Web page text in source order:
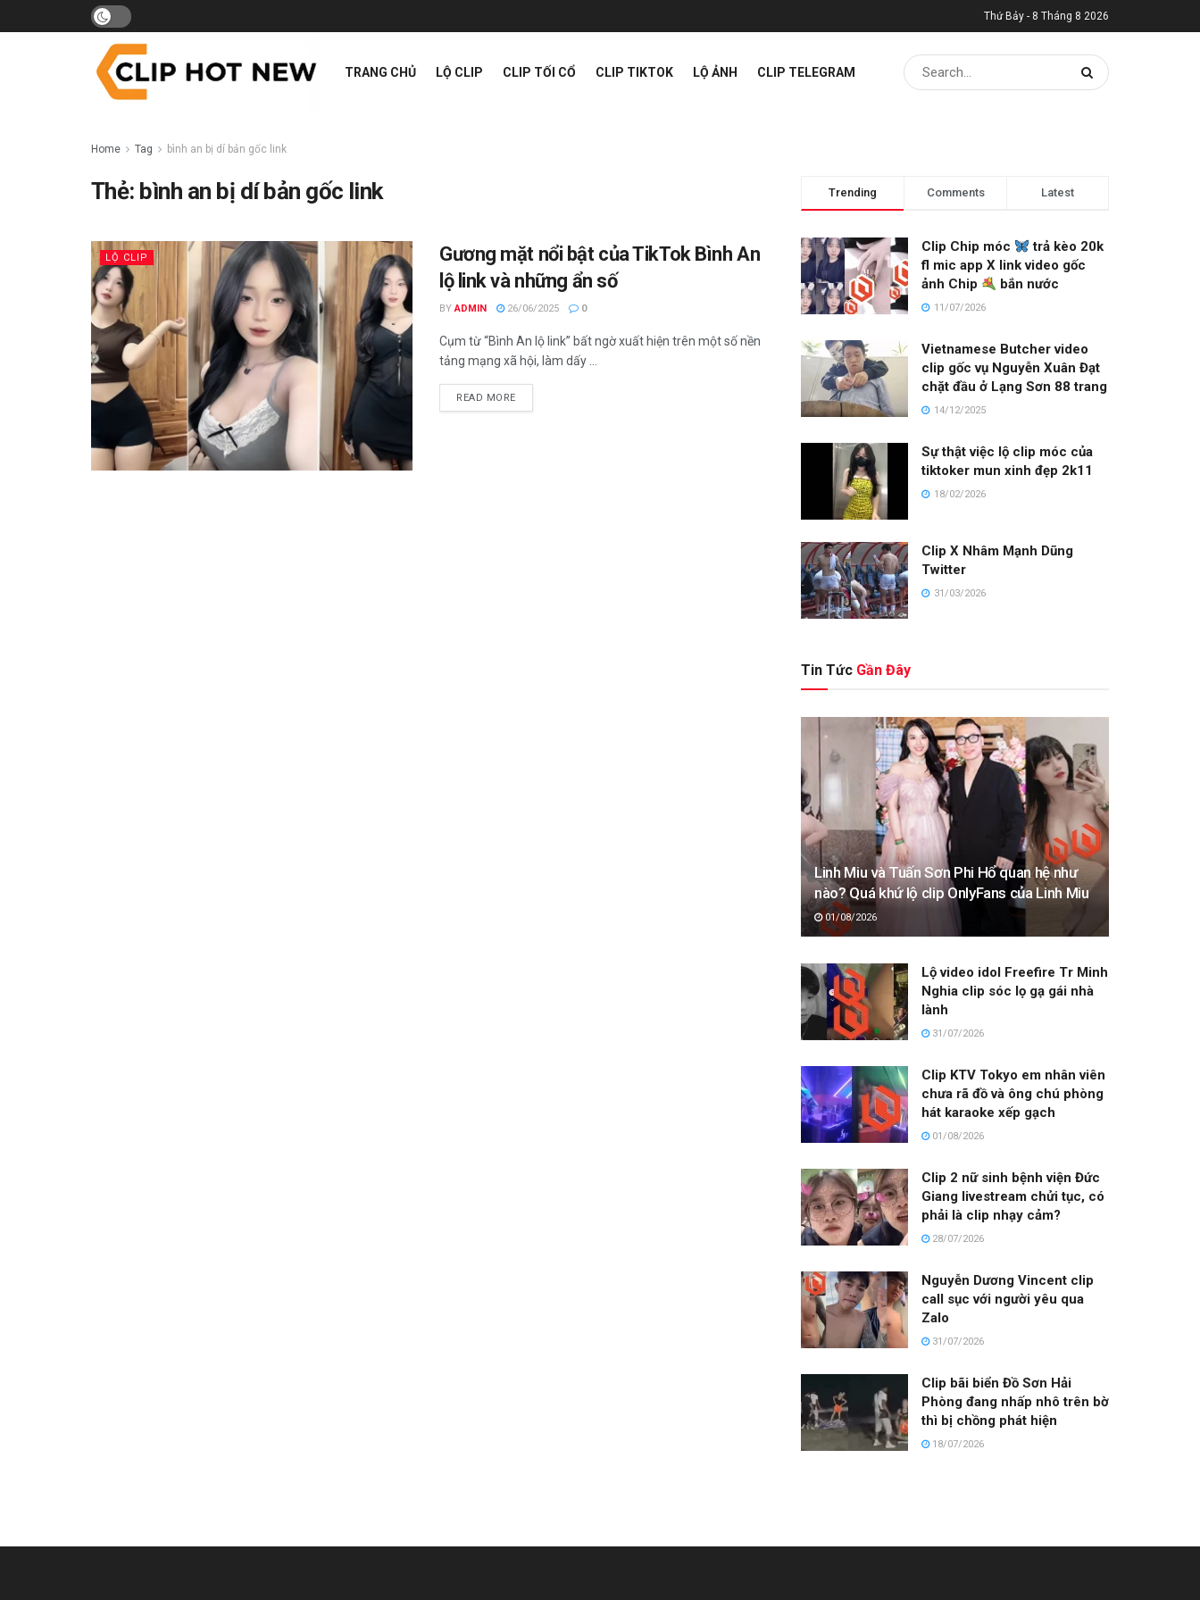
Thứ Bảy - 8 Tháng 8 2026
TRANG CHỦ LỘ CLIP CLIP TỐI CỔ CLIP TIKTOK LỘ ẢNH CLIP TELEGRAM
Home Tag bình an bị dí bản gốc link
Thẻ: bình an bị dí bản gốc link
LỘ CLIP
Gương mặt nổi bật của TikTok Bình An
lộ link và những ẩn số
BY ADMIN 26/06/2025 0
Cụm từ “Bình An lộ link” bất ngờ xuất hiện trên một số nền
tảng mạng xã hội, làm dấy ...
READ MORE
Trending Comments Latest
Clip Chip móc
trả kèo 20k
fl mic app X link video gốc
ảnh Chip
bắn nước
11/07/2026
Vietnamese Butcher video
clip gốc vụ Nguyễn Xuân Đạt
chặt đầu ở Lạng Sơn 88 trang
14/12/2025
Sự thật việc lộ clip móc của
tiktoker mun xinh đẹp 2k11
18/02/2026
Clip X Nhâm Mạnh Dũng
Twitter
31/03/2026
Tin Tức Gần Đây
Linh Miu và Tuấn Sơn Phi Hổ quan hệ như
nào? Quá khứ lộ clip OnlyFans của Linh Miu
01/08/2026
Lộ video idol Freefire Tr Minh
Nghia clip sóc lọ gạ gái nhà
lành
31/07/2026
Clip KTV Tokyo em nhân viên
chưa rã đồ và ông chú phòng
hát karaoke xếp gạch
01/08/2026
Clip 2 nữ sinh bệnh viện Đức
Giang livestream chửi tục, có
phải là clip nhạy cảm?
28/07/2026
Nguyễn Dương Vincent clip
call sục với người yêu qua
Zalo
31/07/2026
Clip bãi biển Đồ Sơn Hải
Phòng đang nhấp nhô trên bờ
thì bị chồng phát hiện
18/07/2026